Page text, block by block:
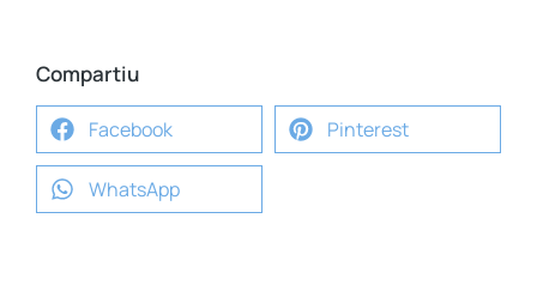
Compartiu
Facebook Pinterest
WhatsApp